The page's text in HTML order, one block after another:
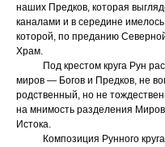
наших Предков, которая
каналами и в середине
которой, по преданию
Храм.
Под крестом круга Рун
миров — Богов и Предков, не
родственный, но не
на мнимость разделения
Истока.
Композиция Рунного круга